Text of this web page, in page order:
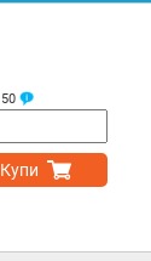
50
Купи